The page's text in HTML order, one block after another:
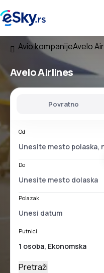
Avio kompanijeAvelo
Avelo Airlines
Povratno
Od
Do
Polazak
Putnici
Pretraži